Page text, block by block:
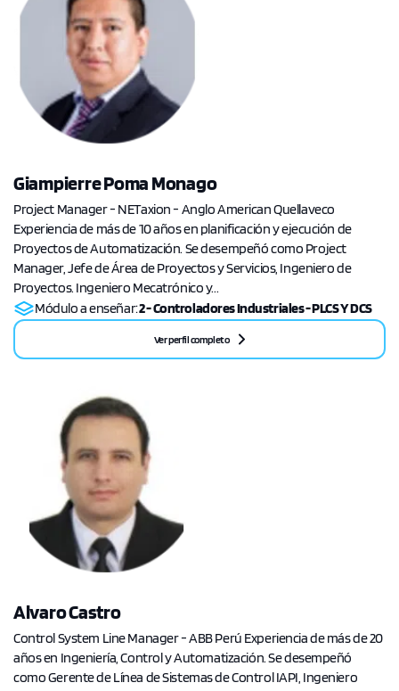
Giampierre Poma Monago
Project Manager - NETaxion - Anglo American Quellaveco
Experiencia de más de 10 años en planificación y ejecución de
Proyectos de Automatización. Se desempeñó como Project
Manager, Jefe de Área de Proyectos y Servicios, Ingeniero de
Proyectos. Ingeniero Mecatrónico y...
Módulo a enseñar:2 - Controladores Industriales - PLCS Y DCS
Ver perfil completo
Alvaro Castro
Control System Line Manager - ABB Perú Experiencia de más de 20
años en Ingeniería, Control y Automatización. Se desempeñó
como Gerente de Línea de Sistemas de Control IAPI, Ingeniero